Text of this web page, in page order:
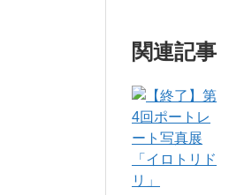
関連記事